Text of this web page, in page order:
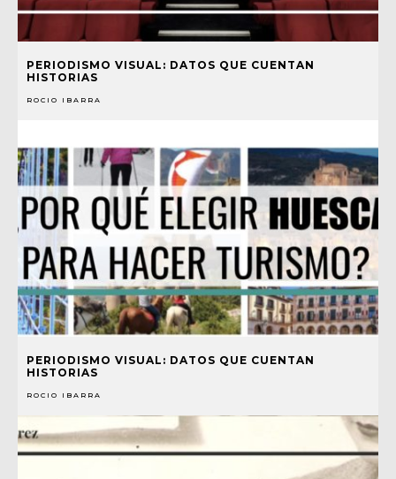
PERIODISMO VISUAL: DATOS QUE CUENTAN
HISTORIAS
ROCIO IBARRA
PERIODISMO VISUAL: DATOS QUE CUENTAN
HISTORIAS
ROCIO IBARRA